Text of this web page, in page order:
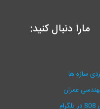
مارا دنبال کنید:
سازه ها
عمران